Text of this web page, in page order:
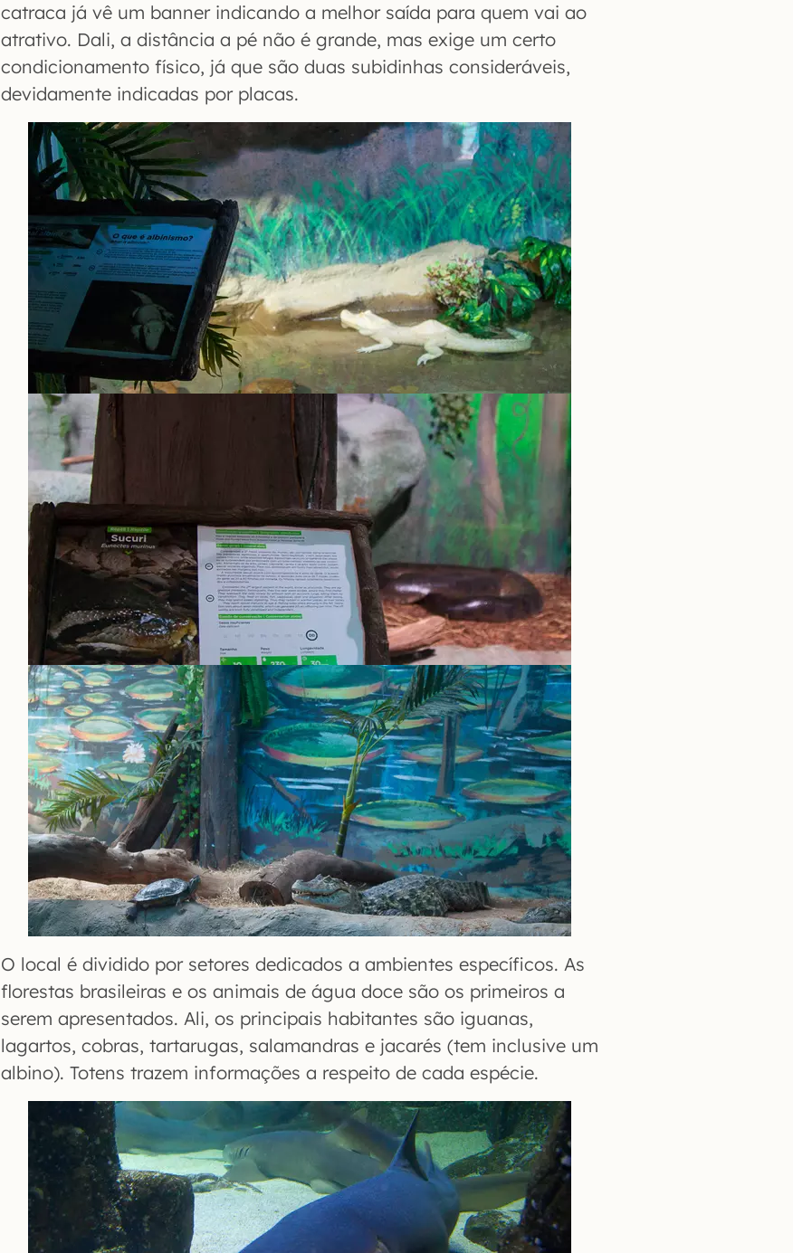
catraca já vê um banner indicando a melhor saída para quem vai ao
atrativo. Dali, a distância a pé não é grande, mas exige um certo
condicionamento físico, já que são duas subidinhas consideráveis,
devidamente indicadas por placas.
O local é dividido por setores dedicados a ambientes específicos. As
florestas brasileiras e os animais de água doce são os primeiros a
serem apresentados. Ali, os principais habitantes são iguanas,
lagartos, cobras, tartarugas, salamandras e jacarés (tem inclusive um
albino). Totens trazem informações a respeito de cada espécie.